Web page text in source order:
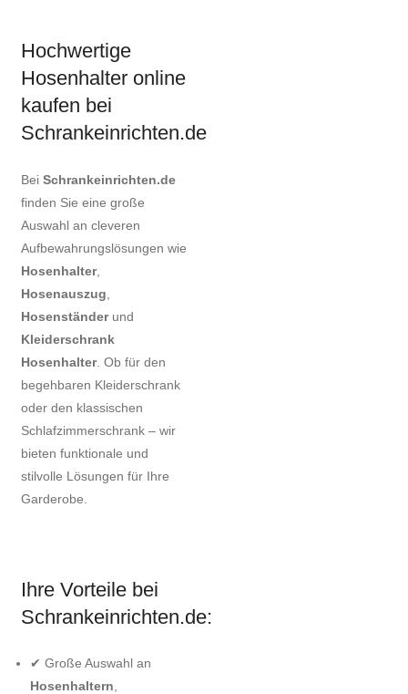
Hochwertige
Hosenhalter online
kaufen bei
Schrankeinrichten.de
Bei Schrankeinrichten.de
finden Sie eine große
Auswahl an cleveren
Aufbewahrungslösungen wie
Hosenhalter,
Hosenauszug
Hosenständerund
Kleiderschrank
Hosenhalter. Ob für den
begehbaren Kleiderschrank
oder den klassischen
Schlafzimmerschrank – wir
bieten funktionale und
stilvolle Lösungen für Ihre
Garderobe.
Ihre Vorteile bei
Schrankeinrichten.de:
✔ Große Auswahl an
Hosenhaltern